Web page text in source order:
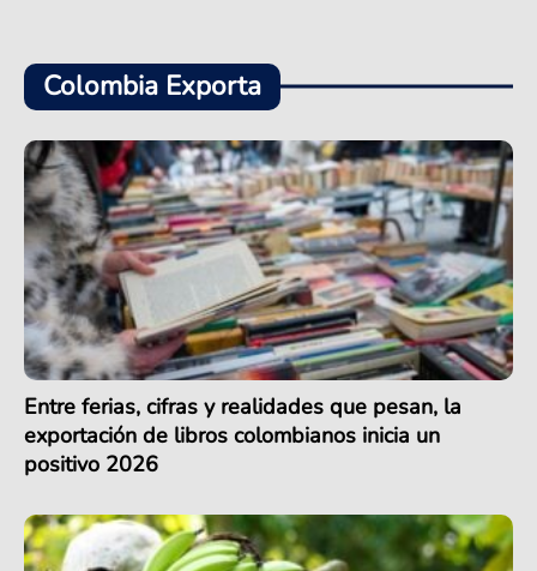
Colombia Exporta
Entre ferias, cifras y realidades que pesan, la
exportación de libros colombianos inicia un
positivo 2026